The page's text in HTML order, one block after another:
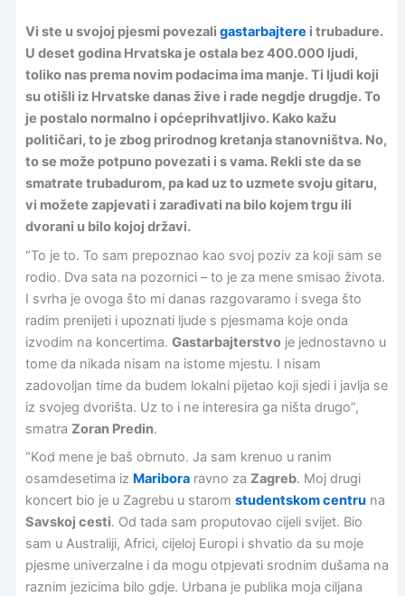
Vi ste u svojoj pjesmi povezali gastarbajtere i trubadure.
U deset godina Hrvatska je ostala bez 400.000 ljudi,
toliko nas prema novim podacima ima manje. Ti ljudi koji
su otišli iz Hrvatske danas žive i rade negdje drugdje. To
je postalo normalno i općeprihvatljivo. Kako kažu
političari, to je zbog prirodnog kretanja stanovništva. No,
to se može potpuno povezati i s vama. Rekli ste da se
smatrate trubadurom, pa kad uz to uzmete svoju gitaru,
vi možete zapjevati i zarađivati na bilo kojem trgu ili
dvorani u bilo kojoj državi.
“To je to. To sam prepoznao kao svoj poziv za koji sam se
rodio. Dva sata na pozornici – to je za mene smisao života.
I svrha je ovoga što mi danas razgovaramo i svega što
radim prenijeti i upoznati ljude s pjesmama koje onda
izvodim na koncertima. Gastarbajterstvoje jednostavno u
tome da nikada nisam na istome mjestu. I nisam
zadovoljan time da budem lokalni pijetao koji sjedi i javlja se
iz svojeg dvorišta. Uz to i ne interesira ga ništa drugo”,
smatra Zoran Predin.
“Kod mene je baš obrnuto. Ja sam krenuo u ranim
osamdesetima iz Mariboraravno za Zagreb. Moj drugi
koncert bio je u Zagrebu u starom studentskom centruna
Savskoj cesti. Od tada sam proputovao cijeli svijet. Bio
sam u Australiji, Africi, cijeloj Europi i shvatio da su moje
pjesme univerzalne i da mogu otpjevati srodnim dušama na
raznim jezicima bilo gdje. Urbana je publika moja ciljana